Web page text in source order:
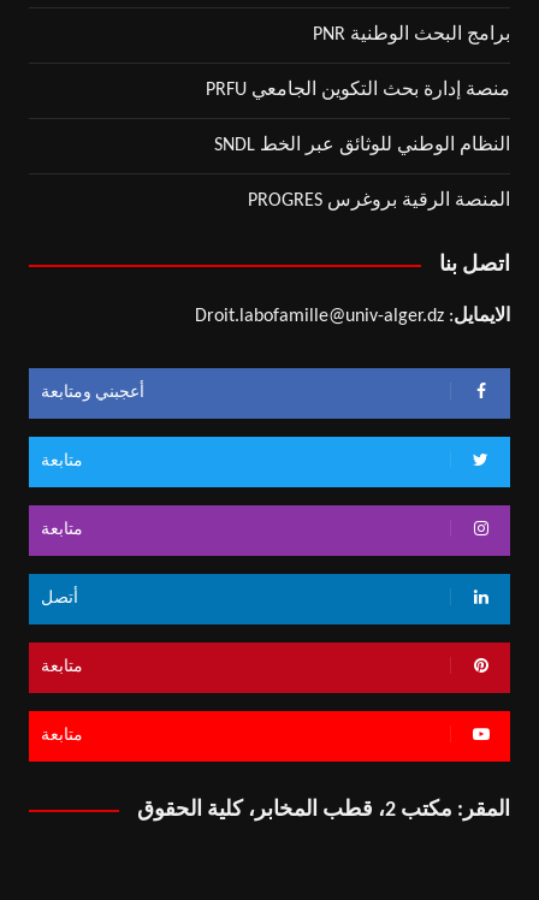
برامج البحث الوطنية PNR
منصة إدارة بحث التكوين الجامعي PRFU
النظام الوطني للوثائق عبر الخط SNDL
المنصة الرقية بروغرس PROGRES
اتصل بنا
الايمايل: Droit.labofamille@univ-alger.dz
أعجبني ومتابعة
متابعة
متابعة
أتصل
متابعة
متابعة
المقر: مكتب 2، قطب المخابر، كلية الحقوق